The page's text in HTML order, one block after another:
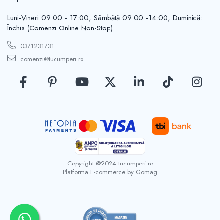
Yale
Zavoare
Generatoare si motoare
Generatoare de curent
Motoare electrice
Accesorii motoare si generatoare
Unelte de masurat
Nivele cu laser si telemetre
Sublere
Accesorii scule si unelte electrice
Luni-Vineri 09:00 - 17:00, Sâmbătă 09:00 -14:00, Duminică:
Închis (Comenzi Online Non-Stop)
0371231731
comenzi@tucumperi.ro
Copyright @2024 tucumperi.ro
Platforma E-commerce by Gomag